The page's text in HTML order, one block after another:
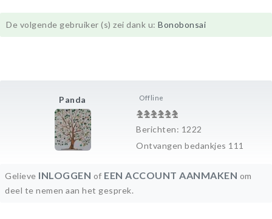
Panda Offline
Berichten: 1222
Ontvangen bedankjes 111
De volgende gebruiker (s) zei dank u: Bonobonsai
Gelieve INLOGGEN of EEN ACCOUNT AANMAKEN om
deel te nemen aan het gesprek.